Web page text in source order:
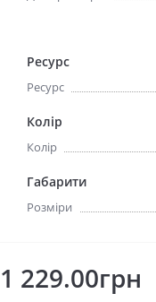
Ресурс
Ресурс
Колір
Колір
Габарити
Розміри
1 229.00грн